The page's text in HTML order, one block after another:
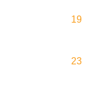
19
23